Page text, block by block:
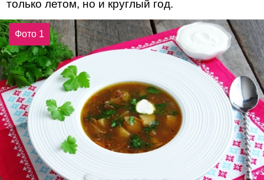
только летом, но и круглый год.
Фото 1